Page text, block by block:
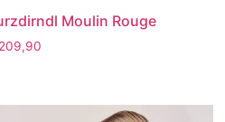
Moulin Rouge
209,90